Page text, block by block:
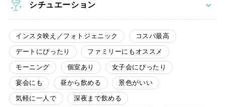
シチュエーション
インスタ映え／フォトジェニック コスパ最高
デートにぴったり ファミリーにもオススメ
モーニング 個室あり 女子会にぴったり
宴会にも 昼から飲める 景色がいい
気軽に一人で 深夜まで飲める